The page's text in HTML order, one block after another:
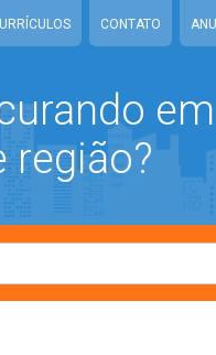
CONTATO
em
região?